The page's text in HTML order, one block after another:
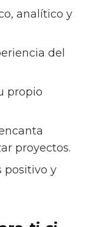
analítico y
del
propio
proyectos.
positivo y